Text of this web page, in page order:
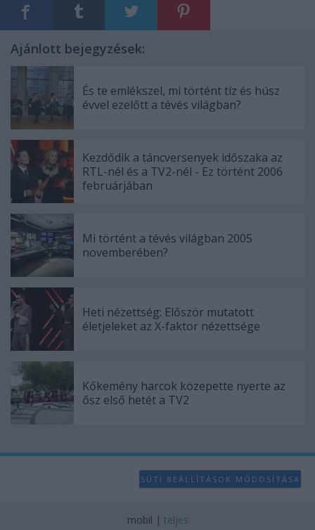
Ajánlott bejegyzések:
És te emlékszel, mi történt tíz és húsz
évvel ezelőtt a tévés világban?
Kezdődik a táncversenyek időszaka az
RTL-nél és a TV2-nél - Ez történt 2006
februárjában
Mi történt a tévés világban 2005
novemberében?
Heti nézettség: Először mutatott
életjeleket az X-faktor nézettsége
Kőkemény harcok közepette nyerte az
ősz első hetét a TV2
SÜTI BEÁLLÍTÁSOK MÓDOSÍTÁSA
mobil | teljes